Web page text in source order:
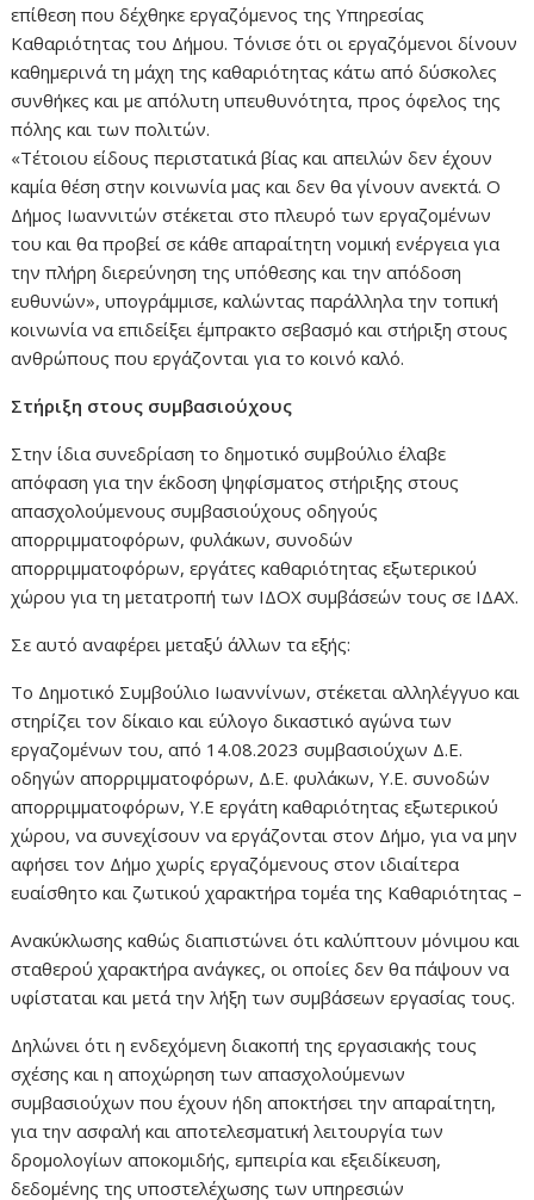
επίθεση που δέχθηκε εργαζόμενος της Υπηρεσίας
Καθαριότητας του Δήμου. Τόνισε ότι οι εργαζόμενοι δίνουν
καθημερινά τη μάχη της καθαριότητας κάτω από δύσκολες
συνθήκες και με απόλυτη υπευθυνότητα, προς όφελος της
πόλης και των πολιτών.
«Τέτοιου είδους περιστατικά βίας και απειλών δεν έχουν
καμία θέση στην κοινωνία μας και δεν θα γίνουν ανεκτά. Ο
Δήμος Ιωαννιτών στέκεται στο πλευρό των εργαζομένων
του και θα προβεί σε κάθε απαραίτητη νομική ενέργεια για
την πλήρη διερεύνηση της υπόθεσης και την απόδοση
ευθυνών», υπογράμμισε, καλώντας παράλληλα την τοπική
κοινωνία να επιδείξει έμπρακτο σεβασμό και στήριξη στους
ανθρώπους που εργάζονται για το κοινό καλό.
Στήριξη στους συμβασιούχους
Στην ίδια συνεδρίαση το δημοτικό συμβούλιο έλαβε
απόφαση για την έκδοση ψηφίσματος στήριξης στους
απασχολούμενους συμβασιούχους οδηγούς
απορριμματοφόρων, φυλάκων, συνοδών
απορριμματοφόρων, εργάτες καθαριότητας εξωτερικού
χώρου για τη μετατροπή των ΙΔΟΧ συμβάσεών τους σε ΙΔΑΧ.
Σε αυτό αναφέρει μεταξύ άλλων τα εξής:
Το Δημοτικό Συμβούλιο Ιωαννίνων, στέκεται αλληλέγγυο και
στηρίζει τον δίκαιο και εύλογο δικαστικό αγώνα των
εργαζομένων του, από 14.08.2023 συμβασιούχων Δ.Ε.
οδηγών απορριμματοφόρων, Δ.Ε. φυλάκων, Υ.Ε. συνοδών
απορριμματοφόρων, Υ.Ε εργάτη καθαριότητας εξωτερικού
χώρου, να συνεχίσουν να εργάζονται στον Δήμο, για να μην
αφήσει τον Δήμο χωρίς εργαζόμενους στον ιδιαίτερα
ευαίσθητο και ζωτικού χαρακτήρα τομέα της Καθαριότητας –
Ανακύκλωσης καθώς διαπιστώνει ότι καλύπτουν μόνιμου και
σταθερού χαρακτήρα ανάγκες, οι οποίες δεν θα πάψουν να
υφίσταται και μετά την λήξη των συμβάσεων εργασίας τους.
Δηλώνει ότι η ενδεχόμενη διακοπή της εργασιακής τους
σχέσης και η αποχώρηση των απασχολούμενων
συμβασιούχων που έχουν ήδη αποκτήσει την απαραίτητη,
για την ασφαλή και αποτελεσματική λειτουργία των
δρομολογίων αποκομιδής, εμπειρία και εξειδίκευση,
δεδομένης της υποστελέχωσης των υπηρεσιών